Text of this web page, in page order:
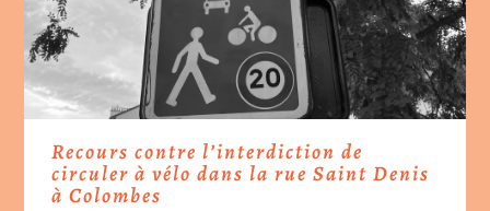
Recours contre l’interdiction de
circuler à vélo dans la rue Saint Denis
à Colombes